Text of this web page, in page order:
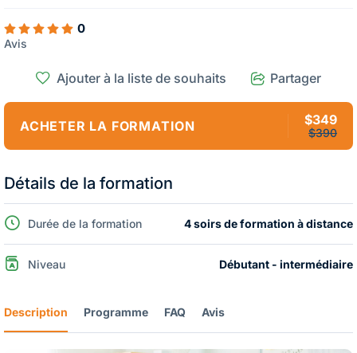
0
Avis
Description Programme FAQ Avis
Ajouter à la liste de souhaits Partager
ACHETER LA FORMATION $349
$390
Détails de la formation
Durée de la formation 4 soirs de formation à distance
Niveau Débutant - intermédiaire